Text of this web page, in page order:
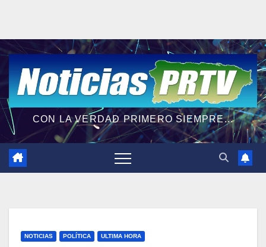
CON LA VERDAD PRIMERO SIEMPRE...
NOTICIAS POLÍTICA ULTIMA HORA